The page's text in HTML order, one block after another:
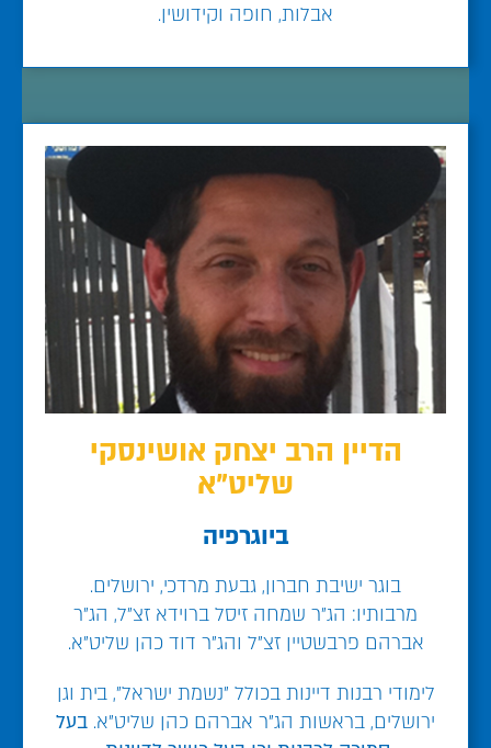
אבלות, חופה וקידושין.
הדיין הרב יצחק אושינסקי
שליט"א
ביוגרפיה
בוגר ישיבת חברון, גבעת מרדכי, ירושלים.
מרבותיו: הג"ר שמחה זיסל ברוידא זצ"ל, הג"ר
אברהם פרבשטיין זצ"ל והג"ר דוד כהן שליט"א.
לימודי רבנות דיינות בכולל "נשמת ישראל", בית וגן
ירושלים, בראשות הג"ר אברהם כהן שליט"א. בעל